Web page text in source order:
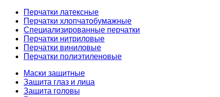
Перчатки латексные
Перчатки хлопчатобумажные
Специализированные перчатки
Перчатки нитриловые
Перчатки виниловые
Перчатки полиэтиленовые
Маски защитные
Защита глаз и лица
Защита головы